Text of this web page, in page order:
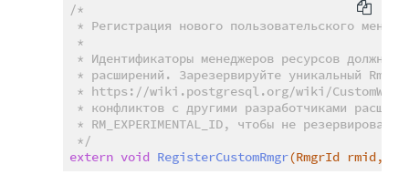
/*
* Регистрация нового пользовательского
*
* Идентификаторы менеджеров ресурсов должны
* расширений. Зарезервируйте уникальный
* https://wiki.postgresql.org/wiki/
* конфликтов с другими разработчиками
* RM_EXPERIMENTAL_ID, чтобы не
*/
extern void RegisterCustomRmgr(RmgrId rmid,